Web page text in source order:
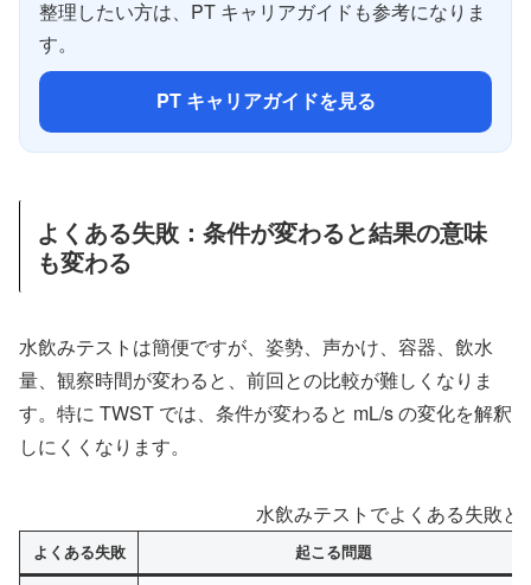
整理したい方は、PT キャリアガイドも参考になりま
す。
PT キャリアガイドを見る
よくある失敗：条件が変わると結果の意味
も変わる
水飲みテストは簡便ですが、姿勢、声かけ、容器、飲水
量、観察時間が変わると、前回との比較が難しくなりま
す。特に TWST では、条件が変わると mL/s の変化を解釈
しにくくなります。
水飲みテストでよくある失敗と
よくある失敗 起こる問題